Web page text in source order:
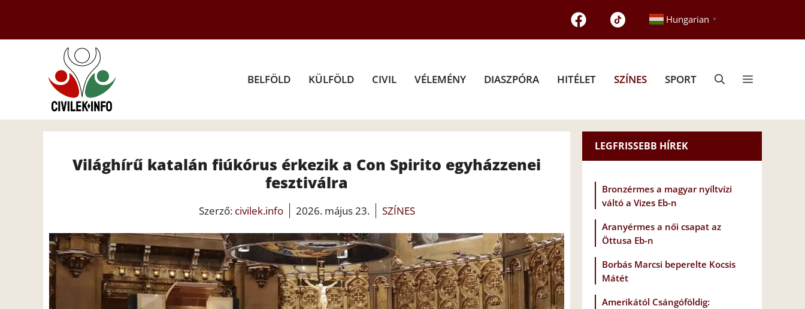
tartalomba
Hungarian ▼
BELFÖLD KÜLFÖLD CIVIL VÉLEMÉNY DIASZPÓRA HITÉLET SZÍNES SPORT
Világhírű katalán fiúkórus érkezik a Con Spirito egyházzenei
fesztiválra
Szerző: civilek.info 2026. május 23. SZÍNES
LEGFRISSEBB HÍREK
Bronzérmes a magyar nyíltvízi
váltó a Vizes Eb-n
Aranyérmes a női csapat az
Öttusa Eb-n
Borbás Marcsi beperelte Kocsis
Mátét
Amerikától Csángóföldig: